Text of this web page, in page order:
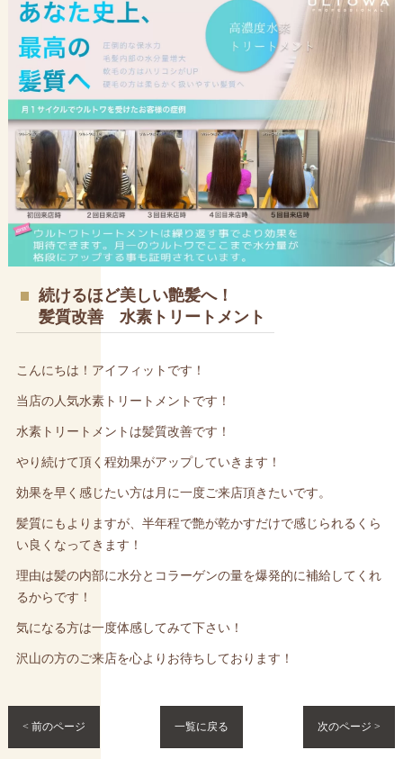
続けるほど美しい艶髪へ！
髪質改善 水素トリートメント
こんにちは！アイフィットです！
当店の人気水素トリートメントです！
水素トリートメントは髪質改善です！
やり続けて頂く程効果がアップしていきます！
効果を早く感じたい方は月に一度ご来店頂きたいです。
髪質にもよりますが、半年程で艶が乾かすだけで感じられるくら
い良くなってきます！
理由は髪の内部に水分とコラーゲンの量を爆発的に補給してくれ
るからです！
気になる方は一度体感してみて下さい！
沢山の方のご来店を心よりお待ちしております！
< 前のページ 一覧に戻る 次のページ >